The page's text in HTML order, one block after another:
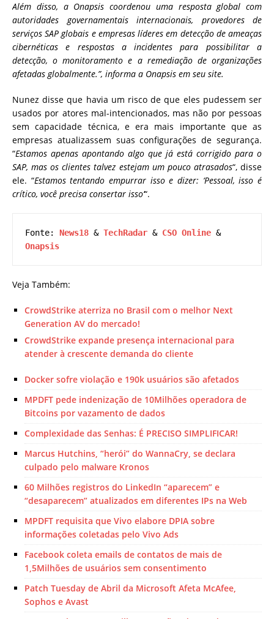
Além disso, a Onapsis coordenou uma resposta global com
autoridades governamentais internacionais, provedores de
serviços SAP globais e empresas líderes em detecção de ameaças
cibernéticas e respostas a incidentes para possibilitar a
detecção, o monitoramento e a remediação de organizações
afetadas globalmente.”, informa a Onapsis em seu site.
Nunez disse que havia um risco de que eles pudessem ser
usados ​​por atores mal-intencionados, mas não por pessoas
sem capacidade técnica, e era mais importante que as
empresas atualizassem suas configurações de segurança.
“Estamos apenas apontando algo que já está corrigido para o
SAP, mas os clientes talvez estejam um pouco atrasados“, disse
ele. “Estamos tentando empurrar isso e dizer: ‘Pessoal, isso é
crítico, você precisa consertar isso’“.
Fonte: News18 & TechRadar & CSO Online
&
Onapsis
Veja Também:
CrowdStrike aterriza no Brasil com o melhor Next
Generation AV do mercado!
CrowdStrike expande presença internacional para
atender à crescente demanda do cliente
Docker sofre violação e 190k usuários são afetados
MPDFT pede indenização de 10Milhões operadora de
Bitcoins por vazamento de dados
Complexidade das Senhas: É PRECISO SIMPLIFICAR!
Marcus Hutchins, “herói” do WannaCry, se declara
culpado pelo malware Kronos
60 Milhões registros do LinkedIn “aparecem” e
“desaparecem” atualizados em diferentes IPs na Web
MPDFT requisita que Vivo elabore DPIA sobre
informações coletadas pelo Vivo Ads
Facebook coleta emails de contatos de mais de
1,5Milhões de usuários sem consentimento
Patch Tuesday de Abril da Microsoft Afeta McAfee,
Sophos e Avast